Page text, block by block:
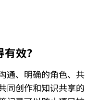
效？
通、明确的角色、共
同创作和知识共享的